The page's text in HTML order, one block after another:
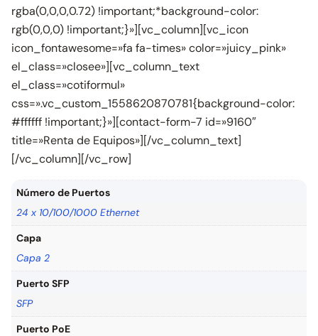
rgba(0,0,0,0.72) !important;*background-color:
rgb(0,0,0) !important;}»][vc_column][vc_icon
icon_fontawesome=»fa fa-times» color=»juicy_pink»
el_class=»closee»][vc_column_text
el_class=»cotiformul»
css=».vc_custom_1558620870781{background-color:
#ffffff !important;}»][contact-form-7 id=»9160″
title=»Renta de Equipos»][/vc_column_text]
[/vc_column][/vc_row]
Número de Puertos
24 x 10/100/1000 Ethernet
Capa
Capa 2
Puerto SFP
SFP
Puerto PoE